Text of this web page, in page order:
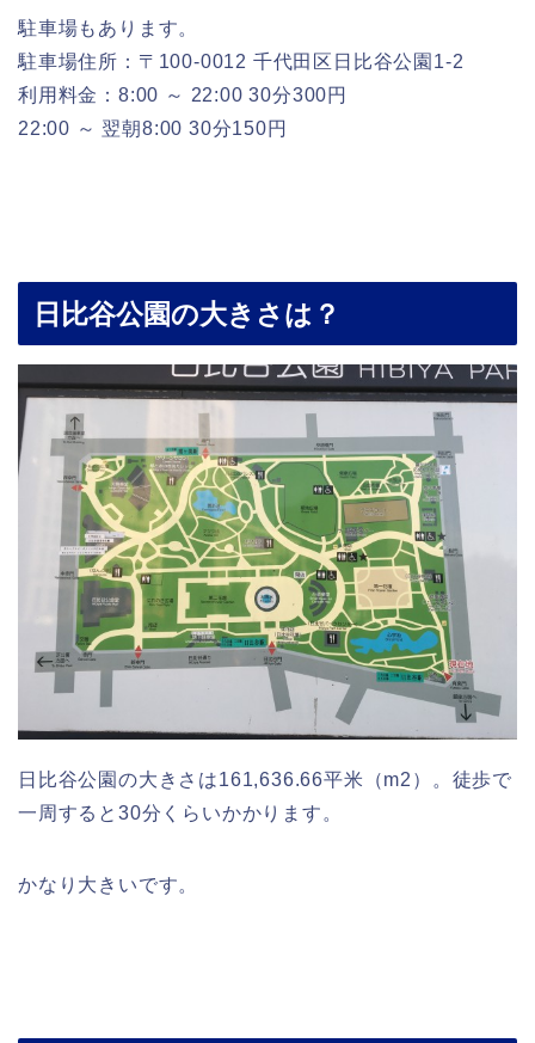
駐車場もあります。
駐車場住所：〒100-0012 千代田区日比谷公園1-2
利用料金：8:00 ～ 22:00 30分300円
22:00 ～ 翌朝8:00 30分150円
日比谷公園の大きさは？
日比谷公園の大きさは161,636.66平米（m2）。徒歩で
一周すると30分くらいかかります。
かなり大きいです。